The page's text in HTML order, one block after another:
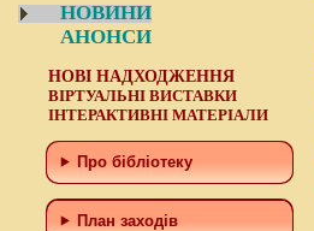
НОВИНИ
АНОНСИ
НОВІ НАДХОДЖЕННЯ
ВІРТУАЛЬНІ ВИСТАВКИ
ІНТЕРАКТИВНІ МАТЕРІАЛИ
Про бібліотеку
План заходів